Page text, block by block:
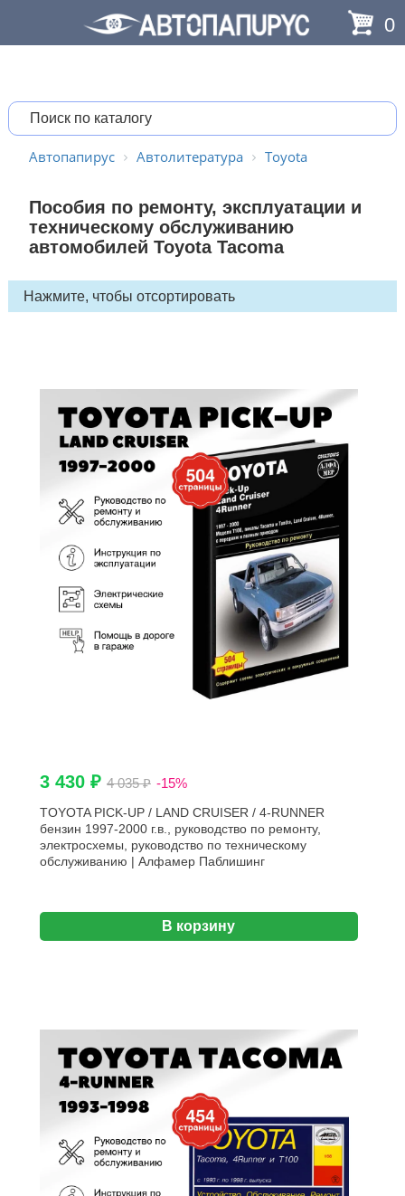
0
Автопапирус Автолитература Toyota
Пособия по ремонту, эксплуатации и
техническому обслуживанию
автомобилей Toyota Tacoma
3 430 ₽ 4 035 ₽ -15%
TOYOTA PICK-UP / LAND CRUISER / 4-RUNNER
бензин 1997-2000 г.в., руководство по ремонту,
электросхемы, руководство по техническому
обслуживанию | Алфамер Паблишинг
В корзину